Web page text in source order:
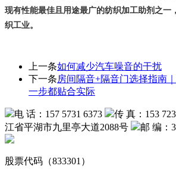
现有性能最佳且用途最广的纺织加工助剂之一
织工业。
上一条如何减少汽车噪音的干扰
下一条房间隔音+隔音门选择指南
一步都贴合实际
电 话：157 5731 6373 传 真：153
江省平湖市九里亭大道2088号
邮 编：
股票代码（833301）